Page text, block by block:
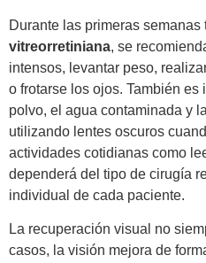
Durante las primeras semanas
vitreorretiniana, se
intensos, levantar peso,
o frotarse los ojos. También es
polvo, el agua contaminada y
utilizando lentes oscuros
actividades cotidianas como
dependerá del tipo de cirugía
individual de cada paciente.
La recuperación visual no
casos, la visión mejora de